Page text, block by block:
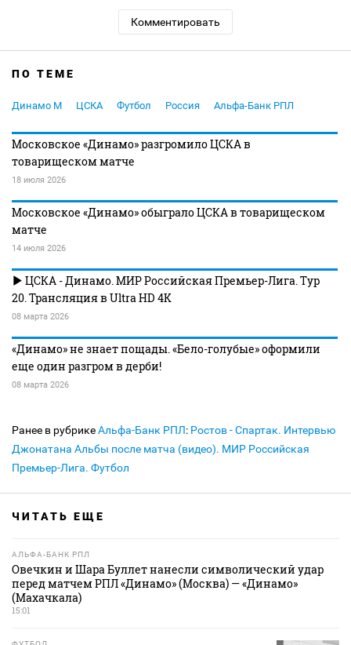
Комментировать
ПО ТЕМЕ
Динамо М ЦСКА Футбол Россия Альфа-Банк РПЛ
Московское «Динамо» разгромило ЦСКА в
товарищеском матче
18 июля 2026
Московское «Динамо» обыграло ЦСКА в товарищеском
матче
14 июля 2026
ЦСКА - Динамо. МИР Российская Премьер-Лига. Тур
20. Трансляция в Ultra HD 4K
08 марта 2026
«Динамо» не знает пощады. «Бело-голубые» оформили
еще один разгром в дерби!
08 марта 2026
Ранее в рубрикеАльфа-Банк РПЛ: Ростов - Спартак. Интервью
Джонатана Альбы после матча (видео). МИР Российская
Премьер-Лига. Футбол
ЧИТАТЬ ЕЩЕ
АЛЬФА-БАНК РПЛ
Овечкин и Шара Буллет нанесли символический удар
перед матчем РПЛ «Динамо» (Москва) — «Динамо»
(Махачкала)
15:01